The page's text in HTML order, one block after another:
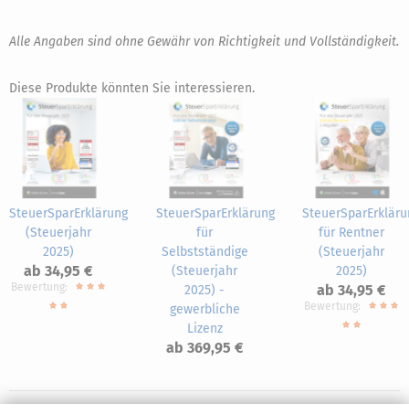
Alle Angaben sind ohne Gewähr von Richtigkeit und Vollständigkeit.
Diese Produkte könnten Sie interessieren.
SteuerSparErklärung
(Steuerjahr
2025)
ab 34,95 €
Bewertung:
SteuerSparErklärung
für
Selbstständige
(Steuerjahr
2025) -
gewerbliche
Lizenz
ab 369,95 €
für Rentner
(Steuerjahr
2025)
ab 34,95 €
Bewertung: